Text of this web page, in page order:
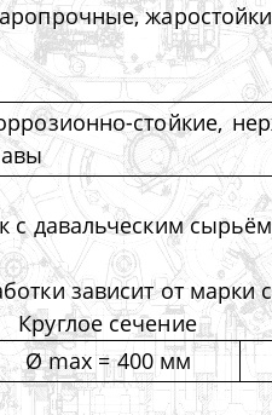
стойкие,
с давальческим
зависит от марки
Круглое сечение
Ø max = 400 мм